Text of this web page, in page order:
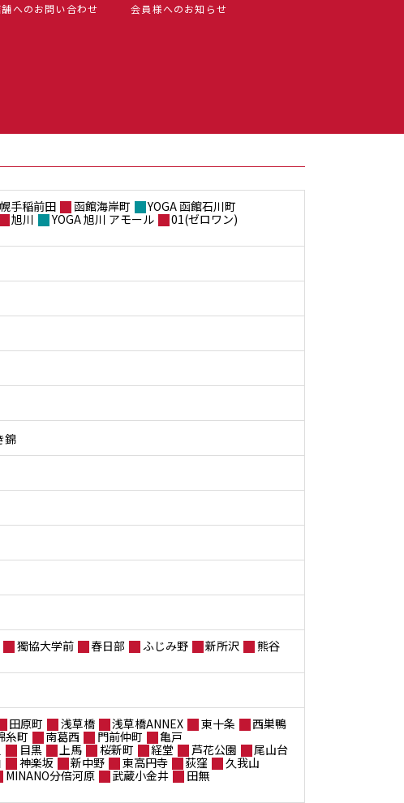
舗へのお問い合わせ
会員様へのお知らせ
手稲前田 函館海岸町
YOGA 函館石川町
旭川 YOGA 旭川 アモール
01(ゼロワン)
錦
獨協大学前 春日部 ふじみ野 新所沢
熊谷
田原町 浅草橋 浅草橋ANNEX 東十条
西巣鴨
糸町 南葛西 門前仲町
亀戸
目黒 上馬 桜新町 経堂 芦花公園
尾山台
神楽坂 新中野 東高円寺 荻窪
久我山
MINANO分倍河原 武蔵小金井
田無